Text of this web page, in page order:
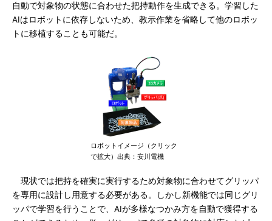
自動で対象物の状態に合わせた把持動作を生成できる。学習した
AIはロボットに依存しないため、教示作業を省略して他のロボッ
トに移植することも可能だ。
ロボットイメージ（クリック
で拡大）出典：安川電機
現状では把持を確実に実行するため対象物に合わせてグリッパ
を専用に設計し用意する必要がある。しかし新機能では同じグリ
ッパで学習を行うことで、AIが多様なつかみ方を自動で獲得する